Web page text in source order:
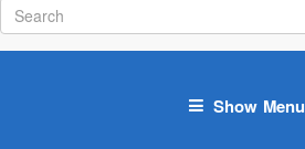
Show Menu